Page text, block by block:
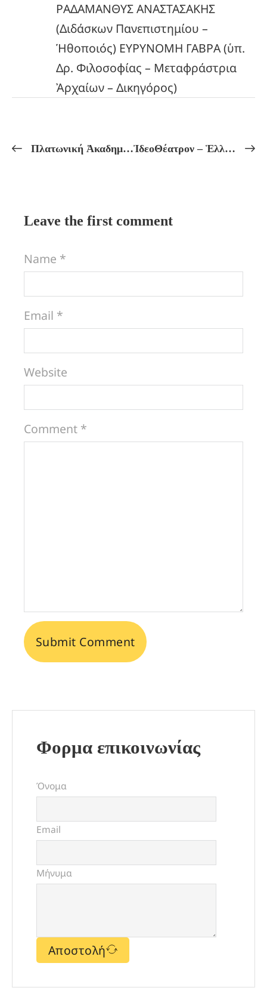
ΡΑΔΑΜΑΝΘΥΣ ΑΝΑΣΤΑΣΑΚΗΣ
(Διδάσκων Πανεπιστημίου –
Ἡθοποιός) ΕΥΡΥΝΟΜΗ ΓΑΒΡΑ (ὑπ.
Δρ. Φιλοσοφίας – Μεταφράστρια
Ἀρχαίων – Δικηγόρος)
Πλατωνική Ἀκαδημία! Πλάτωνος: «ΤΙΜΑΙΟΣ!» Η ΔΗΜΙΟΥΡΓΙΑ ΤΗΣ ΨΥΧΗΣ ΤΟΥ ΚΟΣΜΟΥ! Μυστηριακή ἑρμηνεία μέ σχόλια τοῦ Πρόκλου. ἸδεοΘέατρον – Ἑλληνικόν Πνεῦμα Πρόγραμμα Μαθημάτων ἀπό 03/02 ἔως 08/02
Leave the first comment
Name *
Email *
Website
Comment *
Φορμα επικοινωνίας
Όνομα
Email
Μήνυμα
Αποστολή